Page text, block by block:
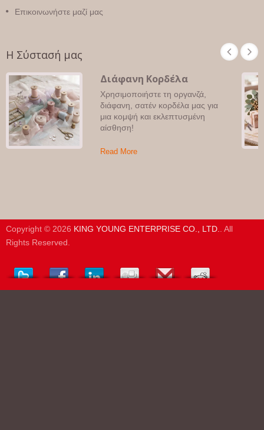
Επικοινωνήστε μαζί μας
Η Σύστασή μας
Διάφανη Κορδέλα
Χρησιμοποιήστε τη οργανζά,
διάφανη, σατέν κορδέλα μας για
μια κομψή και εκλεπτυσμένη
αίσθηση!
Read More
Copyright © 2026 KING YOUNG ENTERPRISE CO., LTD.. All
Rights Reserved.